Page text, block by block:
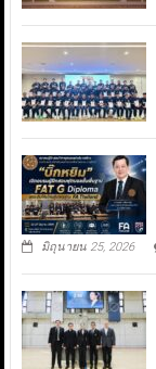
มิถุนายน 25, 2026